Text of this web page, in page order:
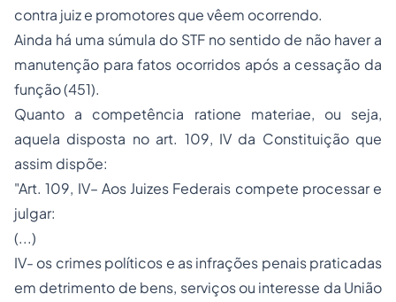
contra juiz e promotores que vêem ocorrendo.
Ainda há uma súmula do STF no sentido de não haver a
manutenção para fatos ocorridos após a cessação da
função (451).
Quanto a competência ratione materiae, ou seja,
aquela disposta no art. 109, IV da Constituição que
assim dispõe:
"Art. 109, IV– Aos Juizes Federais compete processar e
julgar:
(...)
IV- os crimes políticos e as infrações penais praticadas
em detrimento de bens, serviços ou interesse da União